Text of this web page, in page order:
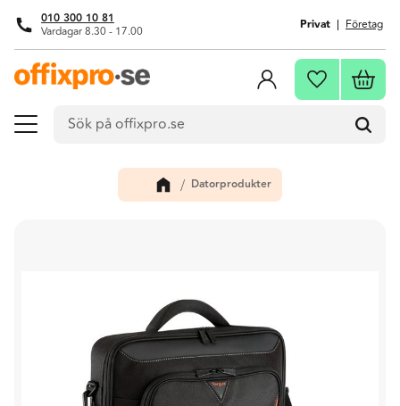
Meny
010 300 10 81
Vardagar 8.30 - 17.00 Privat Företag
Favoriter
Datorprodukter